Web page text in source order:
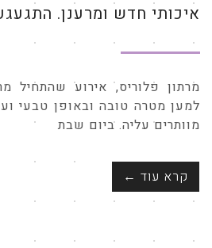
איכותי חדש ומרענן.
מרתון פלוריס, אירוע שהתחיל
למען מטרה טובה ובאופן טבעי
מוותרים עליה. ביום שבת
קרא עוד ←